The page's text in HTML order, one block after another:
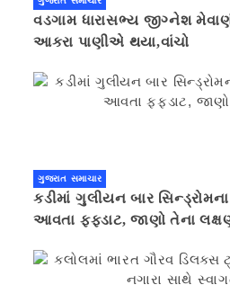
વડગામ ધારાસભ્ય જીગ્નેશ
આકરા પાણીએ થયા,વાંચો
ગુજરાત સમાચાર
કડીમાં ગુલીયન બાર
આવતા ફફડાટ, જાણો તેના